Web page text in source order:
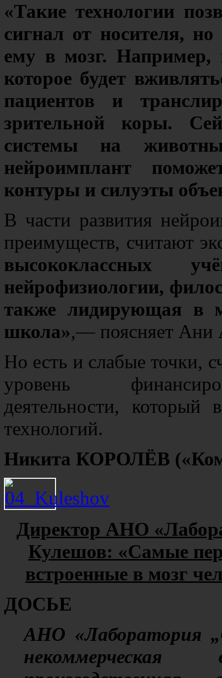
«Такие технологии
сигнал от носителя,
ему в мозг. Например,
которое будет
пациентов и
зрительной коры.
системы на
нейроимплант
контуры и силуэты
В части развития
преимуществ, считают
высококлассных
нейрофизиологии,
также лидирующая в
школа»,— поясняет Ани
Но есть и слабые точки,
уровень
деятельности, который
технологий.
Никита КОРОЛЁВ
Директор АНО
Кулешов: «Самые
встроенные в мозг
ДОСЬЕ
АНО «Лаборатория
некоммерческая